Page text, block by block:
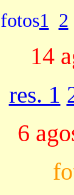
fotos1 2
14
res. 1
6